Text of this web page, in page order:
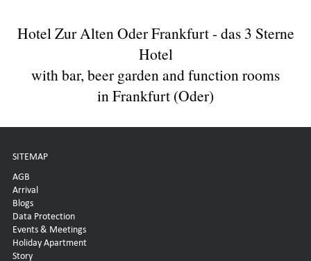
Hotel Zur Alten Oder Frankfurt - das 3 Sterne
Hotel
with bar, beer garden and function rooms
in Frankfurt (Oder)
SITEMAP
AGB
Arrival
Blogs
Data Protection
Events & Meetings
Holiday Apartment
Story